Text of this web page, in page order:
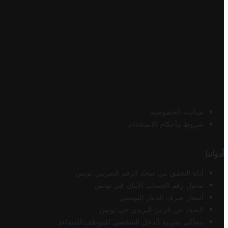
سياسة الخصوصية
شروط وأحكام الاستخدام
أدواتنا
أداة التحقق من صحة الرقم الضريبي تونس
محول رقم الحساب الآيبان في تونس
أسعار صرف الدينار التونسي
البحث عن الرمز البريدي في تونس
محاكي ضريبة الدخل الشخصي للموظف/المتقاعد